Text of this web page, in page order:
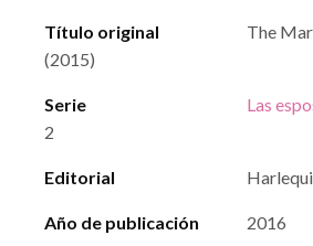
Título original
The
(2015)
Serie Las
2
Editorial
Año de publicación 2016